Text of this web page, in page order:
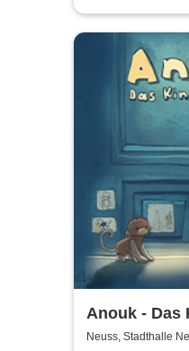
Anouk - Das
Neuss, Stadthalle